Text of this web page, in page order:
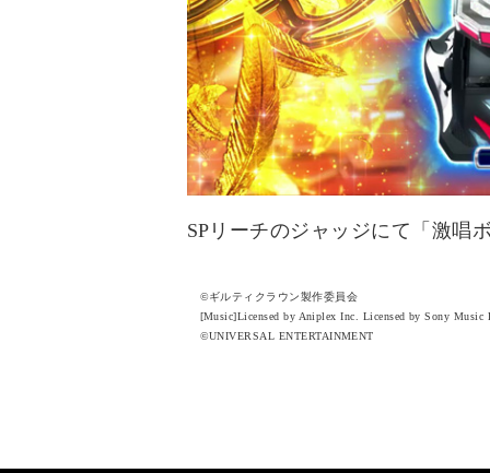
SPリーチのジャッジにて「激唱
©ギルティクラウン製作委員会
[Music]Licensed by Aniplex Inc. Licensed by Sony Music
©UNIVERSAL ENTERTAINMENT